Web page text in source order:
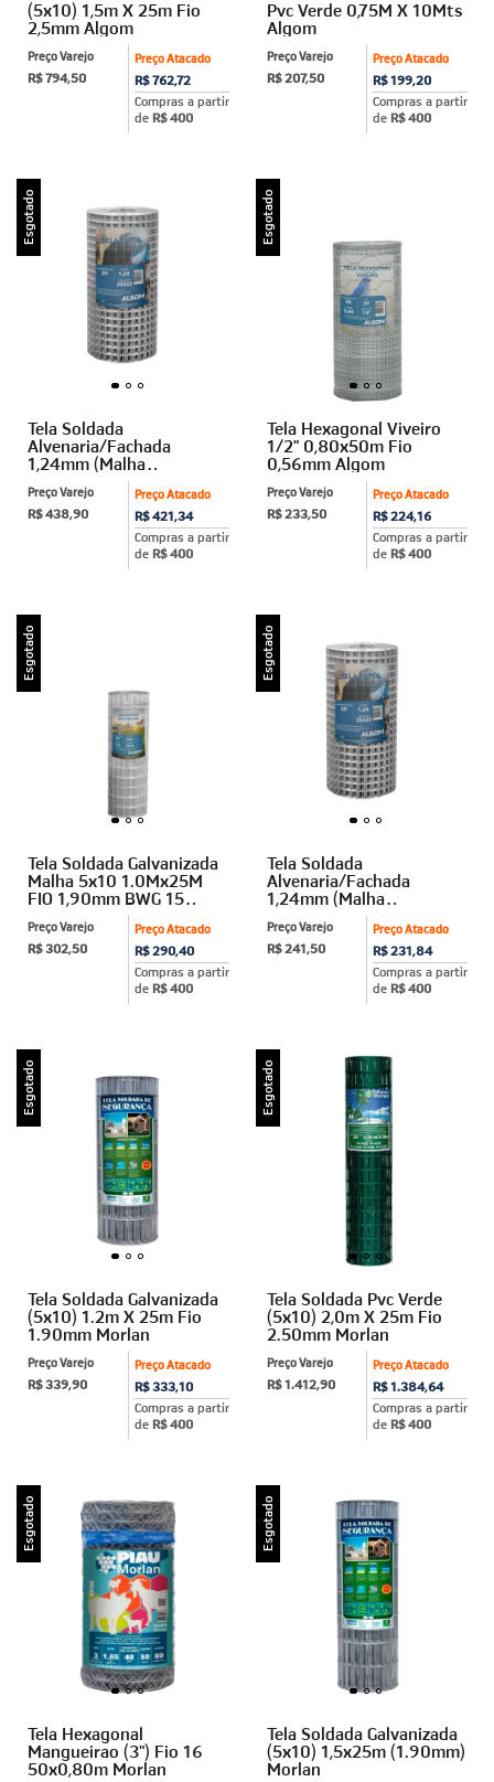
(5x10) 1,5m X 25m Fio
2,5mm Algom
Preço Atacado
R$ 762,72
Compras a partir
de R$ 400
Preço Varejo
R$ 794,50
Pvc Verde 0,75M X 10Mts
Algom
Preço Atacado
R$ 199,20
Compras a partir
de R$ 400
Preço Varejo
R$ 207,50
Esgotado
Tela Soldada
Alvenaria/Fachada
1,24mm (Malha
2,5x2,5cm) 1m X 25m
Algom
Preço Atacado
R$ 421,34
Compras a partir
de R$ 400
Preço Varejo
R$ 438,90
Esgotado
Tela Hexagonal Viveiro
1/2" 0,80x50m Fio
0,56mm Algom
Preço Atacado
R$ 224,16
Compras a partir
de R$ 400
Preço Varejo
R$ 233,50
Esgotado
Tela Soldada Galvanizada
Malha 5x10 1.0Mx25M
FIO 1,90mm BWG 15
Algom
Preço Atacado
R$ 290,40
Compras a partir
de R$ 400
Preço Varejo
R$ 302,50
Esgotado
Tela Soldada
Alvenaria/Fachada
1,24mm (Malha
2,5x2,5cm) 0,5m X 25m
Algom
Preço Atacado
R$ 231,84
Compras a partir
de R$ 400
Preço Varejo
R$ 241,50
Esgotado
Tela Soldada Galvanizada
(5x10) 1.2m X 25m Fio
1.90mm Morlan
Preço Atacado
R$ 333,10
Compras a partir
de R$ 400
Preço Varejo
R$ 339,90
Esgotado
Tela Soldada Pvc Verde
(5x10) 2,0m X 25m Fio
2.50mm Morlan
Preço Atacado
R$ 1.384,64
Compras a partir
de R$ 400
Preço Varejo
R$ 1.412,90
Esgotado
Tela Hexagonal
Mangueirao (3") Fio 16
50x0,80m Morlan
Esgotado
Tela Soldada Galvanizada
(5x10) 1,5x25m (1.90mm)
Morlan